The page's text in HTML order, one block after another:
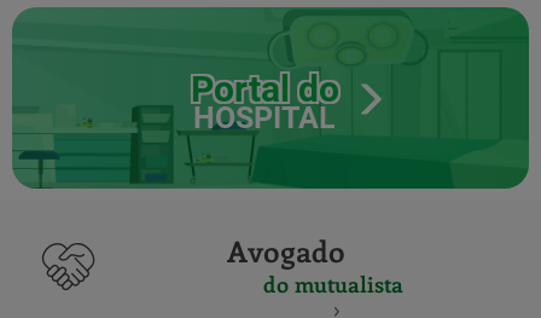
Portal do
HOSPITAL
Avogado
do mutualista